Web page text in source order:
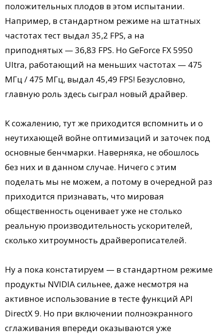
положительных плодов в этом испытании.
Например, в стандартном режиме на штатных
частотах тест выдал 35,2 FPS, а на
приподнятых — 36,83 FPS. Но GeForce FX 5950
Ultra, работающий на меньших частотах — 475
МГц / 475 МГц, выдал 45,49 FPS! Безусловно,
главную роль здесь сыграл новый драйвер.
К сожалению, тут же приходится вспомнить и о
неутихающей войне оптимизаций и заточек под
основные бенчмарки. Наверняка, не обошлось
без них и в данном случае. Ничего с этим
поделать мы не можем, а потому в очередной раз
приходится признавать, что мировая
общественность оценивает уже не столько
реальную производительность ускорителей,
сколько хитроумность драйверописателей.
Ну а пока констатируем — в стандартном режиме
продукты NVIDIA сильнее, даже несмотря на
активное использование в тесте функций API
DirectX 9. Но при включении полноэкранного
сглаживания впереди оказываются уже